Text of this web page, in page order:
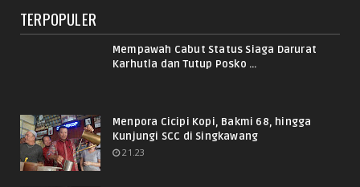
TERPOPULER
Mempawah Cabut Status Siaga Darurat
Karhutla dan Tutup Posko ...
Menpora Cicipi Kopi, Bakmi 68, hingga
Kunjungi SCC di Singkawang
21.23